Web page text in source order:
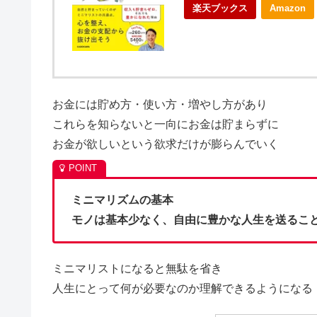
楽天ブックス Amazon
お金には貯め方・使い方・増やし方があり
これらを知らないと一向にお金は貯まらずに
お金が欲しいという欲求だけが膨らんでいく
ミニマリズムの基本
モノは基本少なく、自由に豊かな人生を送るこ
ミニマリストになると無駄を省き
人生にとって何が必要なのか理解できるようになる